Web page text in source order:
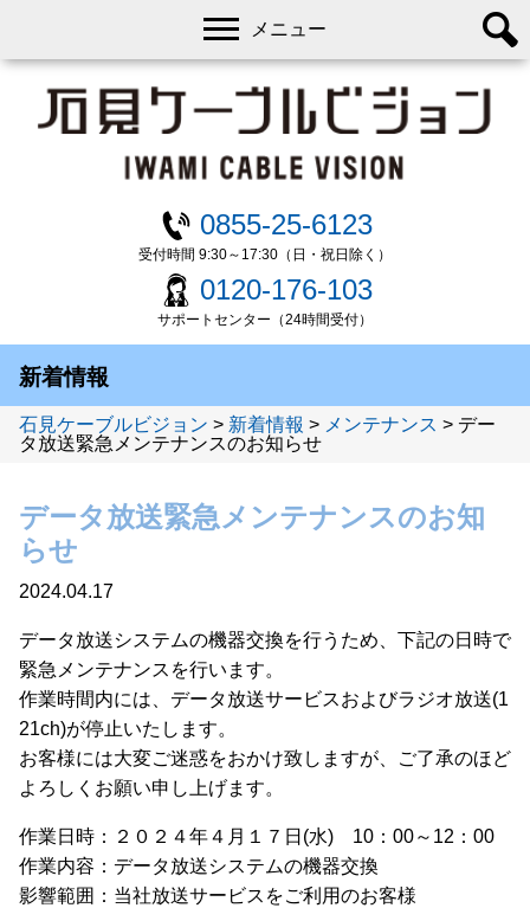
0855-25-6123
受付時間 9:30～17:30（日・祝日除く）
0120-176-103
サポートセンター（24時間受付）
メニュー
新着情報
石見ケーブルビジョン > 新着情報 > メンテナンス > デー
タ放送緊急メンテナンスのお知らせ
データ放送緊急メンテナンスのお知
らせ
2024.04.17
データ放送システムの機器交換を行うため、下記の日時で
緊急メンテナンスを行います。
作業時間内には、データ放送サービスおよびラジオ放送(1
21ch)が停止いたします。
お客様には大変ご迷惑をおかけ致しますが、ご了承のほど
よろしくお願い申し上げます。
作業日時：２０２４年４月１７日(水) 10：00～12：00
作業内容：データ放送システムの機器交換
影響範囲：当社放送サービスをご利用のお客様